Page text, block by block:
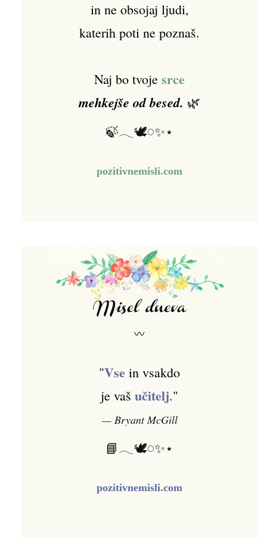
in ne obsojaj ljudi,
katerih poti ne poznaš.
Naj bo tvoje srce
mehkejše od besed. 🌿
🍃𓂃🕊️𓏸✨⋆
pozitivnemisli.com
〰
"Vse in vsakdo
je vaš učitelj."
— Bryant McGill
📘𓂃🕊️𓏸✨⋆
pozitivnemisli.com